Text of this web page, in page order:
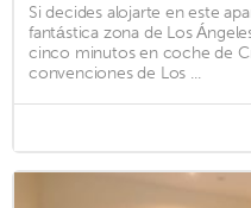
Si decides alojarte en este
fantástica zona de Los
cinco minutos en coche de
convenciones de Los ...